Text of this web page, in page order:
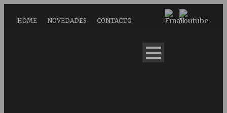
HOME NOVEDADES CONTACTO